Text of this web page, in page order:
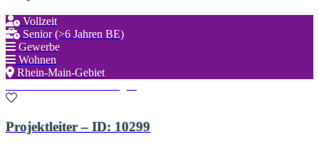
Vollzeit
Senior (>6 Jahren BE)
Gewerbe
Wohnen
Rhein-Main-Gebiet
Projektleiter – ID: 10299